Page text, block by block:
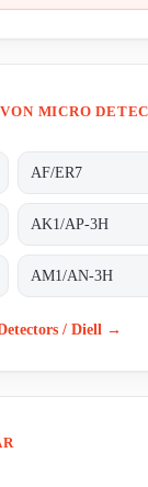
MICRO
AF/ER7
AK1/AP-3H
AM1/AN-3H
/ Diell →